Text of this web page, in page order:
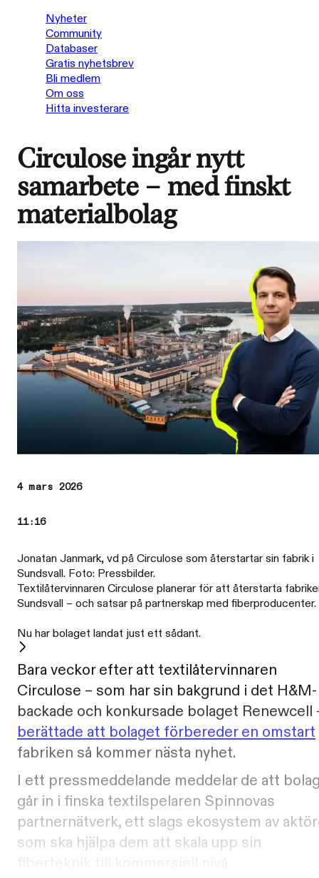
Nyheter
Community
Databaser
Gratis nyhetsbrev
Bli medlem
Om oss
Hitta investerare
Circulose ingår nytt
samarbete – med finskt
materialbolag
4 mars 2026
11:16
Jonatan Janmark, vd på Circulose som återstartar sin fabrik i
Sundsvall. Foto: Pressbilder.
Textilåtervinnaren Circulose planerar för att återstarta
Sundsvall – och satsar på partnerskap med fiberproducenter.
Nu har bolaget landat just ett sådant.
Bara veckor efter att textilåtervinnaren
Circulose – som har sin bakgrund i det H&M-
backade och konkursade bolaget Renewcell
berättade att bolaget förbereder en omstart
fabriken så kommer nästa nyhet.
I ett pressmeddelande meddelar de att
går in i finska textilspelaren Spinnovas
partnernätverk, ett slags ekosystem av
som ska hjälpa dem att skala upp sin